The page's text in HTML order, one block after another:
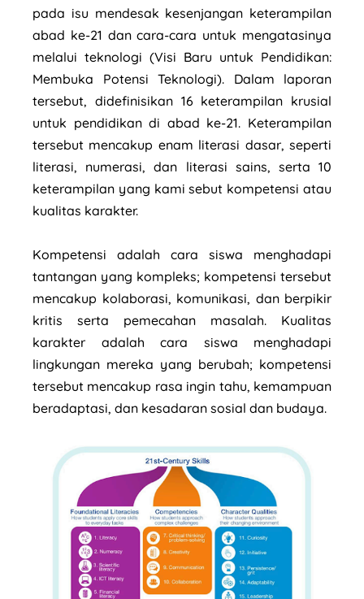
pada isu mendesak kesenjangan keterampilan
abad ke-21 dan cara-cara untuk mengatasinya
melalui teknologi (Visi Baru untuk Pendidikan:
Membuka Potensi Teknologi). Dalam laporan
tersebut, didefinisikan 16 keterampilan krusial
untuk pendidikan di abad ke-21. Keterampilan
tersebut mencakup enam literasi dasar, seperti
literasi, numerasi, dan literasi sains, serta 10
keterampilan yang kami sebut kompetensi atau
kualitas karakter.
Kompetensi adalah cara siswa menghadapi
tantangan yang kompleks; kompetensi tersebut
mencakup kolaborasi, komunikasi, dan berpikir
kritis serta pemecahan masalah. Kualitas
karakter adalah cara siswa menghadapi
lingkungan mereka yang berubah; kompetensi
tersebut mencakup rasa ingin tahu, kemampuan
beradaptasi, dan kesadaran sosial dan budaya.